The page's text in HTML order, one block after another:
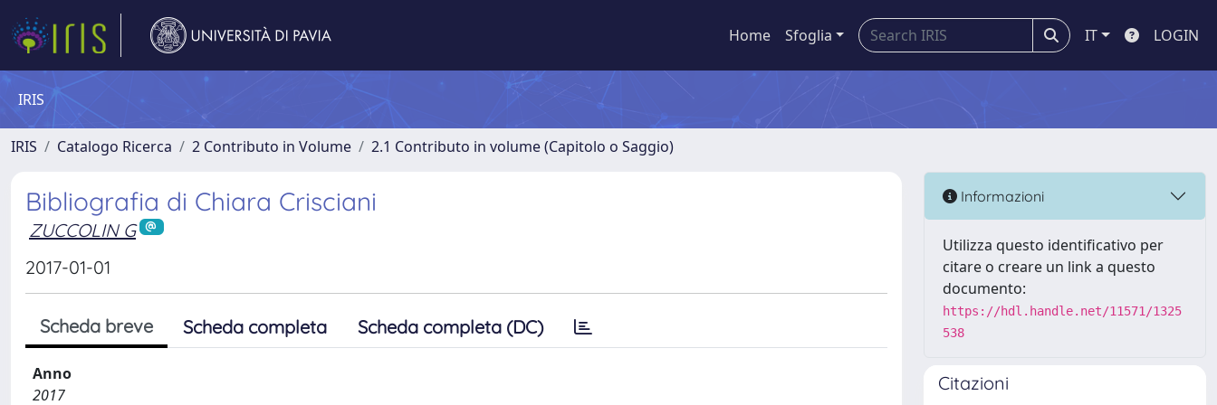
Home Sfoglia IT LOGIN
IRIS
IRIS Catalogo Ricerca 2 Contributo in Volume 2.1 Contributo in volume (Capitolo o Saggio)
Bibliografia di Chiara Crisciani
ZUCCOLIN G
2017-01-01
Scheda breve Scheda completa Scheda completa (DC)
Anno
2017
Informazioni
Utilizza questo identificativo per
citare o creare un link a questo
documento:
https://hdl.handle.net/11571/1325
538
Citazioni